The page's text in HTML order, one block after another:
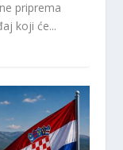
priprema
koji će...